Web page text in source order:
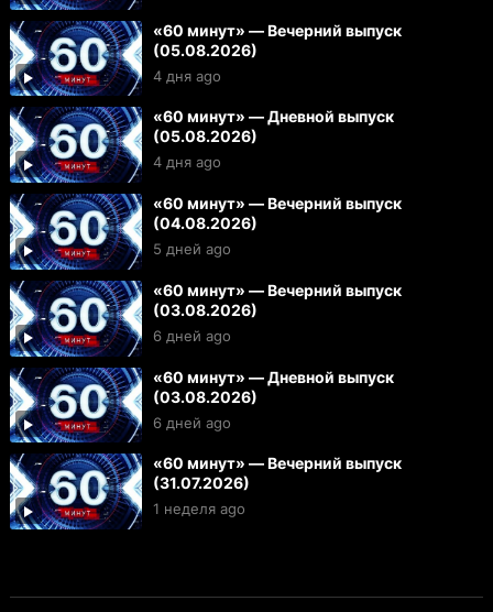
«60 минут» — Вечерний выпуск
(05.08.2026)
4 дня ago
«60 минут» — Дневной выпуск
(05.08.2026)
4 дня ago
«60 минут» — Вечерний выпуск
(04.08.2026)
5 дней ago
«60 минут» — Вечерний выпуск
(03.08.2026)
6 дней ago
«60 минут» — Дневной выпуск
(03.08.2026)
6 дней ago
«60 минут» — Вечерний выпуск
(31.07.2026)
1 неделя ago